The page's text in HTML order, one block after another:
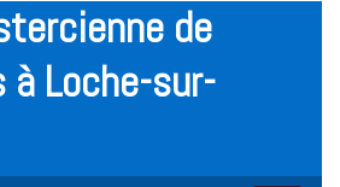
de
à Loche-sur-